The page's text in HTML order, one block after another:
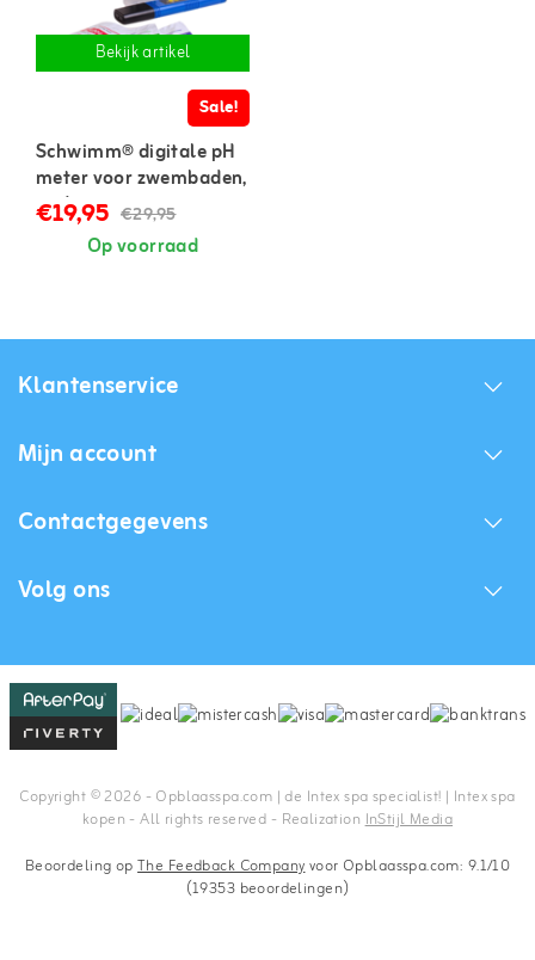
Bekijk artikel
Sale!
Schwimm® digitale pH
meter voor zwembaden,
spa's en aquaria
€19,95 €29,95
Op voorraad
Klantenservice
Mijn account
Contactgegevens
Volg ons
Copyright © 2026 - Opblaasspa.com | de Intex spa specialist! | Intex spa
kopen - All rights reserved - RealizationInStijl Media
Beoordeling opThe Feedback Companyvoor Opblaasspa.com: 9.1/10
(19353 beoordelingen)